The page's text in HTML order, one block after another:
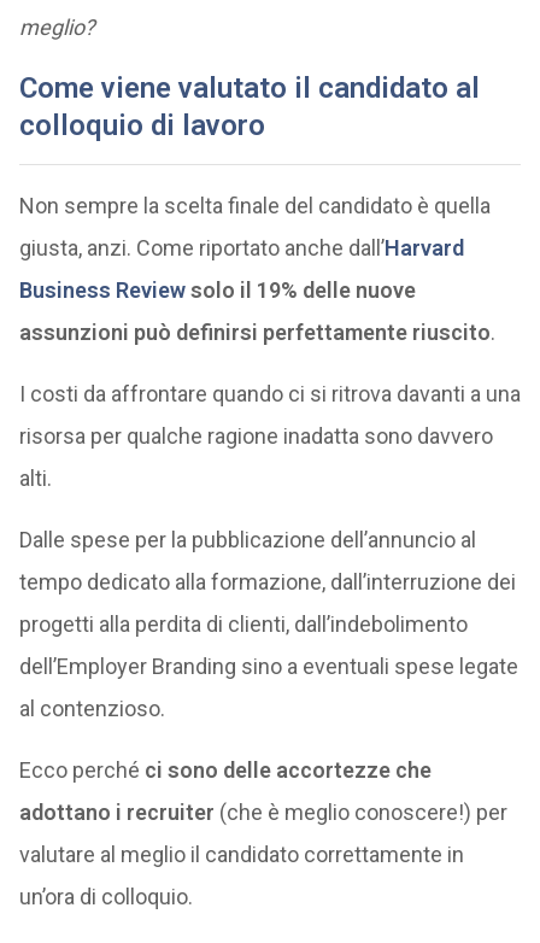
meglio?
Come viene valutato il candidato al
colloquio di lavoro
Non sempre la scelta finale del candidato è quella
giusta, anzi. Come riportato anche dall’Harvard
Business Reviewsolo il 19% delle nuove
assunzioni può definirsi perfettamente riuscito.
I costi da affrontare quando ci si ritrova davanti a una
risorsa per qualche ragione inadatta sono davvero
alti.
Dalle spese per la pubblicazione dell’annuncio al
tempo dedicato alla formazione, dall’interruzione dei
progetti alla perdita di clienti, dall’indebolimento
dell’Employer Branding sino a eventuali spese legate
al contenzioso.
Ecco perché ci sono delle accortezze che
adottano i recruiter (che è meglio conoscere!) per
valutare al meglio il candidato correttamente in
un’ora di colloquio.